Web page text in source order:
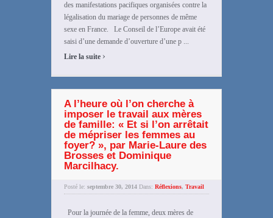
des manifestations pacifiques organisées contre la
légalisation du mariage de personnes de même
sexe en France. Le Conseil de l’Europe avait été
saisi d’une demande d’ouverture d’une p ...
Lire la suite ›
A l’heure où l’on cherche à
imposer le travail aux mères
de famille: « Et si l’on arrêtait
de mépriser les femmes au
foyer? », par Marie-Laure des
Brosses et Dominique
Marcilhacy.
Posté le: septembre 30, 2014 Dans: Réflexions, Travail
Pour la journée de la femme, deux mères de